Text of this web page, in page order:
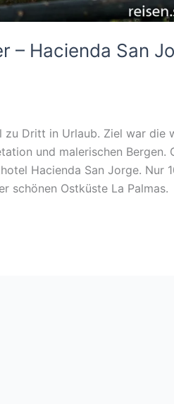
– Hacienda San
Dritt in Urlaub. Ziel war die
und malerischen Bergen.
Hacienda San Jorge. Nur
schönen Ostküste La Palmas.